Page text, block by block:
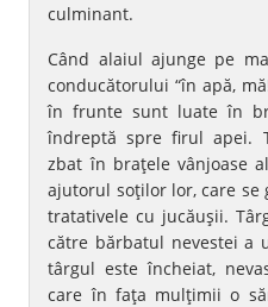
culminant.
Când alaiul ajunge pe
conducătorului “în apă,
în frunte sunt luate în
îndreptă spre firul apei.
zbat în braţele vânjoase
ajutorul soţilor lor, care se
tratativele cu jucăuşii.
către bărbatul nevestei a
târgul este încheiat,
care în faţa mulţimii o